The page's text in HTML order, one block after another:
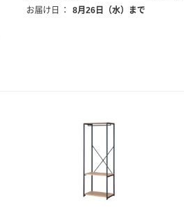
お届け日
： 8月26日（水）まで